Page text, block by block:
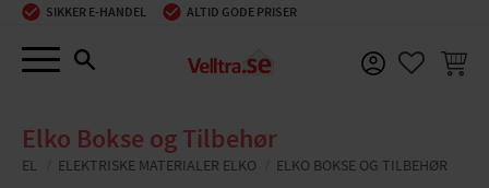
Menu
SIKKER E-HANDEL ALTID GODE PRISER
Elko Bokse og Tilbehør
EL ELEKTRISKE MATERIALER ELKO ELKO BOKSE OG TILBEHØR